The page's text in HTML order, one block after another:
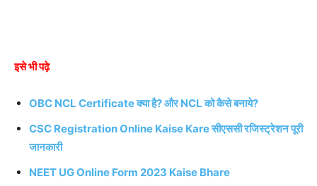
इसे भी पढ़े
OBC NCL Certificate क्या है? और NCL को कैसे बनाये?
CSC Registration Online Kaise Kare सीएससी रजिस्ट्रेशन पूरी
जानकारी
NEET UG Online Form 2023 Kaise Bhare